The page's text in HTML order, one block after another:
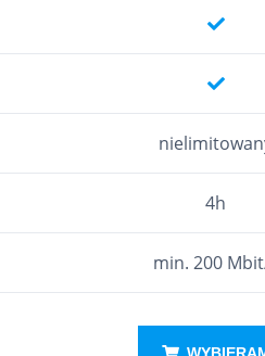
4h
min. 200